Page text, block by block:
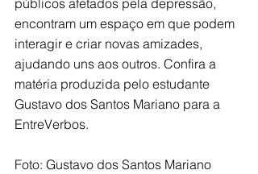
encontram um espaço em que podem
interagir e criar novas amizades,
ajudando uns aos outros. Confira a
matéria produzida pelo estudante
Gustavo dos Santos Mariano para a
EntreVerbos.
Foto: Gustavo dos Santos Mariano